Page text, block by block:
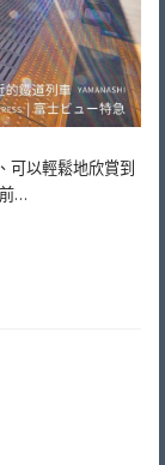
可以輕鬆地欣賞到
…